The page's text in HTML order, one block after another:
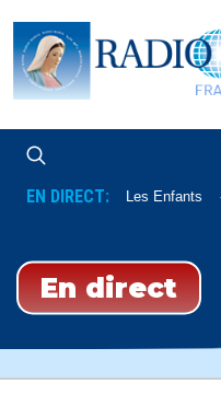
EN DIRECT:
Pour Vous Les Enfants
En direct